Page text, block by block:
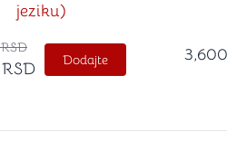
jeziku)
RSD
RSD Dodajte 3,600